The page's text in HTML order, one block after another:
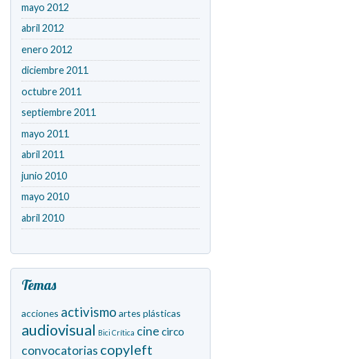
mayo 2012
abril 2012
enero 2012
diciembre 2011
octubre 2011
septiembre 2011
mayo 2011
abril 2011
junio 2010
mayo 2010
abril 2010
Temas
acciones activismo artes plásticas
audiovisual Bici Crítica cine circo
convocatorias copyleft